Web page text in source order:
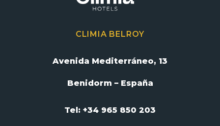
CLIMIA BELROY
Avenida Mediterráneo, 13
Benidorm – España
Tel: +34 965 850 203